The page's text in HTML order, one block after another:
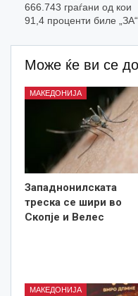
666.743 граѓани од кои
91,4 проценти биле „ЗА“
Може ќе ви се
МАКЕДОНИЈА
Западнонилската
треска се шири во
Скопје и Велес
МАКЕДОНИЈА